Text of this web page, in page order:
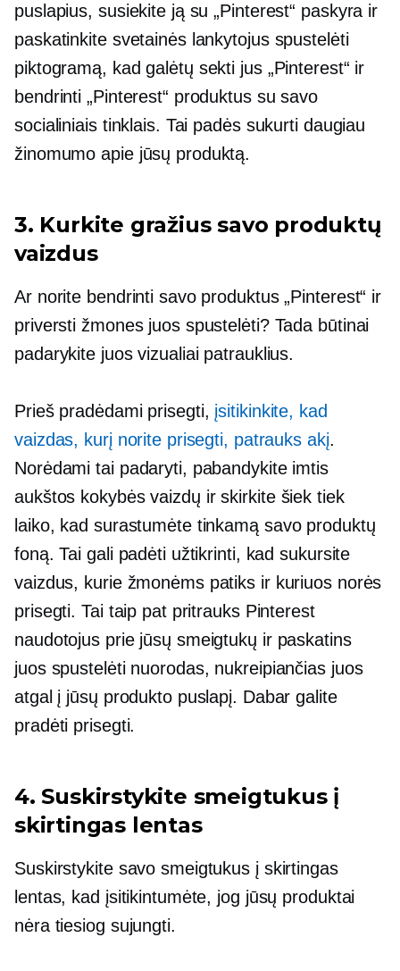
puslapius, susiekite ją su „Pinterest“ paskyra ir
paskatinkite svetainės lankytojus spustelėti
piktogramą, kad galėtų sekti jus „Pinterest“ ir
bendrinti „Pinterest“ produktus su savo
socialiniais tinklais. Tai padės sukurti daugiau
žinomumo apie jūsų produktą.
3. Kurkite gražius savo produktų
vaizdus
Ar norite bendrinti savo produktus „Pinterest“ ir
priversti žmones juos spustelėti? Tada būtinai
padarykite juos vizualiai patrauklius.
Prieš pradėdami prisegti, įsitikinkite, kad
vaizdas, kurį norite prisegti, patrauks akį.
Norėdami tai padaryti, pabandykite imtis
aukštos kokybėsvaizdų ir skirkite šiek tiek
laiko, kad surastumėte tinkamą savo produktų
foną. Tai gali padėti užtikrinti, kad sukursite
vaizdus, ​​kurie žmonėms patiks ir kuriuos norės
prisegti. Tai taip pat pritrauks Pinterest
naudotojus prie jūsų smeigtukų ir paskatins
juos spustelėti nuorodas, nukreipiančias juos
atgal į jūsų produkto puslapį. Dabar galite
pradėti prisegti.
4. Suskirstykite smeigtukus į
skirtingas lentas
Suskirstykite savo smeigtukus į skirtingas
lentas, kad įsitikintumėte, jog jūsų produktai
nėra tiesiog sujungti.